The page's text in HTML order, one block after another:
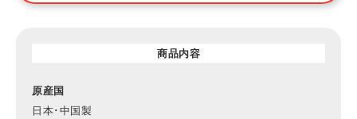
商品内容
原産国
日本･中国製